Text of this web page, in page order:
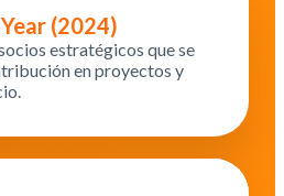
(2024)
estratégicos que se
en proyectos y